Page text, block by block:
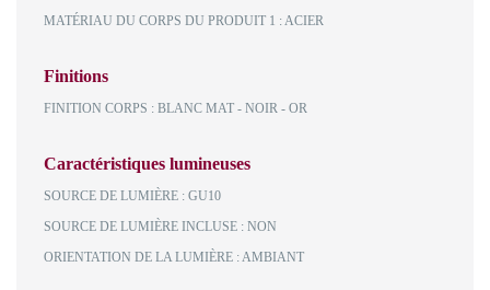
MATÉRIAU DU CORPS DU PRODUIT 1 : ACIER
Finitions
FINITION CORPS : BLANC MAT - NOIR - OR
Caractéristiques lumineuses
SOURCE DE LUMIÈRE : GU10
SOURCE DE LUMIÈRE INCLUSE : NON
ORIENTATION DE LA LUMIÈRE : AMBIANT